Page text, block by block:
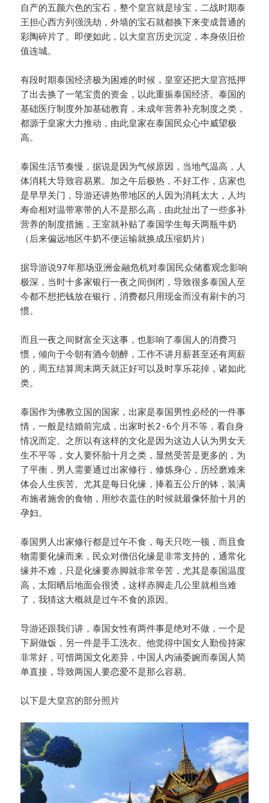
自产的五颜六色的宝石，整个皇宫就是珍宝，二战时期泰
王担心西方列强洗劫，外墙的宝石就都换下来变成普通的
彩陶碎片了。即便如此，以大皇宫历史沉淀，本身依旧价
值连城。
有段时期泰国经济极为困难的时候，皇室还把大皇宫抵押
了出去换了一笔宝贵的资金，以此重振泰国经济。泰国的
基础医疗制度外加基础教育，未成年营养补充制度之类，
都源于皇家大力推动，由此皇家在泰国民众心中威望极
高。
泰国生活节奏慢，据说是因为气候原因，当地气温高，人
体消耗大导致容易累。加之午后极热，不好工作，店家也
是早早关门，导游还讲热带地区的人因为消耗太大，人均
寿命相对温带寒带的人不是那么高，由此扯出了一些多补
营养的制度措施，王室就补贴了泰国学生每天两瓶牛奶
（后来偏远地区牛奶不便运输就换成压缩奶片）
据导游说97年那场亚洲金融危机对泰国民众储蓄观念影响
极深，当时十多家银行一夜之间倒闭，导致很多泰国人至
今都不想把钱放在银行，消费都只用现金而没有刷卡的习
惯。
而且一夜之间财富全灭这事，也影响了泰国人的消费习
惯，倾向于今朝有酒今朝醉，工作不讲月薪甚至还有周薪
的，周五结算周末两天就正好可以及时享乐花掉，诸如此
类。
泰国作为佛教立国的国家，出家是泰国男性必经的一件事
情，一般是结婚前完成，出家时长2-6个月不等，看自身
情况而定。之所以有这样的文化是因为这边人认为男女天
生不平等，女人要怀胎十月之类，显然受苦是更多的，为
了平衡，男人需要通过出家修行，修炼身心，历经磨难来
体会人生疾苦。尤其是每日化缘，捧着五公斤的钵，装满
布施者施舍的食物，用纱衣盖住的时候就最像怀胎十月的
孕妇。
泰国男人出家修行都是过午不食，每天只吃一顿，而且食
物需要化缘而来，民众对僧侣化缘是非常支持的，通常化
缘并不难，只是化缘要赤脚就非常辛苦，尤其是泰国温度
高，太阳晒后地面会很烫，这样赤脚走几公里就相当难
了，我猜这大概就是过午不食的原因。
导游还跟我们讲，泰国女性有两件事是绝对不做，一个是
下厨做饭，另一件是手工洗衣。他觉得中国女人勤俭持家
非常好，可惜两国文化差异，中国人内涵委婉而泰国人简
单直接，导致两国人要恋爱不是那么容易。
以下是大皇宫的部分照片